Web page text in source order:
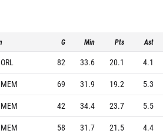
G Min Pts Ast
ORL 82 33.6 20.1
4.1
MEM 69 31.9 19.2
5.3
MEM 42 34.4 23.7
5.5
MEM 58 31.7 21.5
4.4